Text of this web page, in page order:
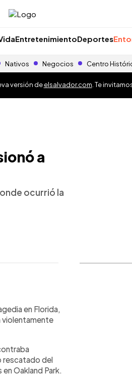
EntretenimientoDeportes
Nativos Negocios Centro
versión deelsalvador.com . Te
a
ocurrió la
en Florida,
violentamente
rescatado del
Oakland Park.